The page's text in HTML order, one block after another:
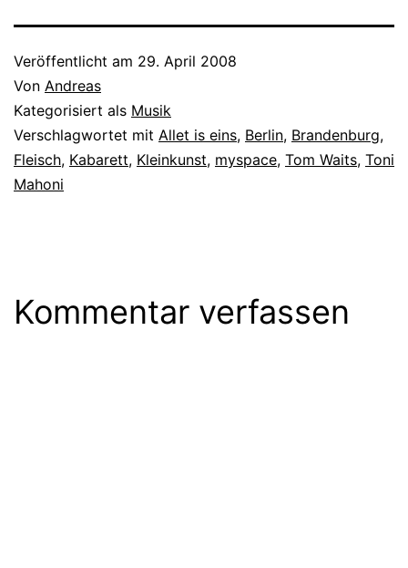
Veröffentlicht am 29. April 2008
Von Andreas
Kategorisiert als Musik
Verschlagwortet mit Allet is eins, Berlin, Brandenburg,
Fleisch, Kabarett, Kleinkunst, myspace, Tom Waits, Toni
Mahoni
Kommentar verfassen